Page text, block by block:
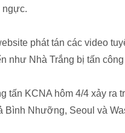
ngực.
phát tán các video
như Nhà Trắng bị tấn
tấn KCNA hôm 4/4 xảy ra
Bình Nhưỡng, Seoul và